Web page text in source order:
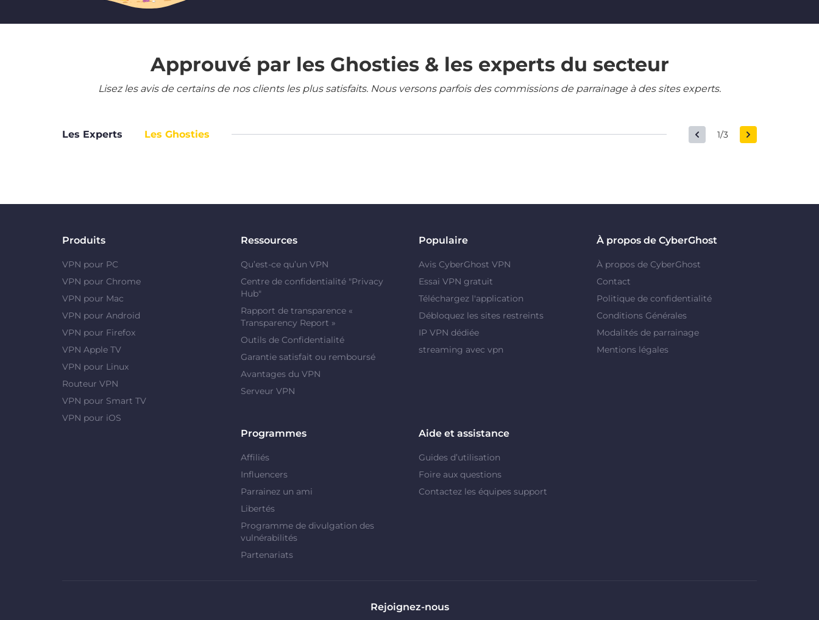
Approuvé par les Ghosties & les experts du secteur
Lisez les avis de certains de nos clients les plus satisfaits. Nous versons parfois des commissions de parrainage à des sites experts.
Les Experts Les Ghosties 1/3
Produits
VPN pour PC
VPN pour Chrome
VPN pour Mac
VPN pour Android
VPN pour Firefox
VPN Apple TV
VPN pour Linux
Routeur VPN
VPN pour Smart TV
VPN pour iOS
Ressources
Qu’est-ce qu’un VPN
Centre de confidentialité "Privacy
Hub"
Rapport de transparence «
Transparency Report »
Outils de Confidentialité
Garantie satisfait ou remboursé
Avantages du VPN
Serveur VPN
Populaire
Avis CyberGhost VPN
Essai VPN gratuit
Téléchargez l'application
Débloquez les sites restreints
IP VPN dédiée
streaming avec vpn
À propos de CyberGhost
À propos de CyberGhost
Contact
Politique de confidentialité
Conditions Générales
Modalités de parrainage
Mentions légales
Programmes
Affiliés
Influencers
Parrainez un ami
Libertés
Programme de divulgation des
vulnérabilités
Partenariats
Aide et assistance
Guides d’utilisation
Foire aux questions
Contactez les équipes support
Rejoignez-nous